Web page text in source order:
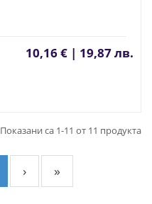
10,16 € | 19,87 лв.
Показани са 1-11 от 11 продукта
› »